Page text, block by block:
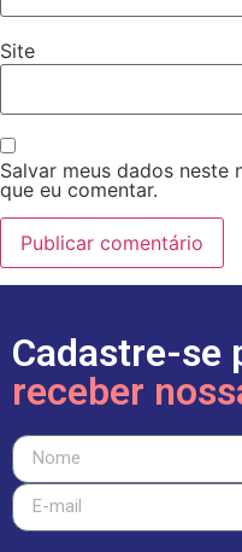
Site
Salvar meus dados neste
que eu comentar.
Cadastre-se
receber